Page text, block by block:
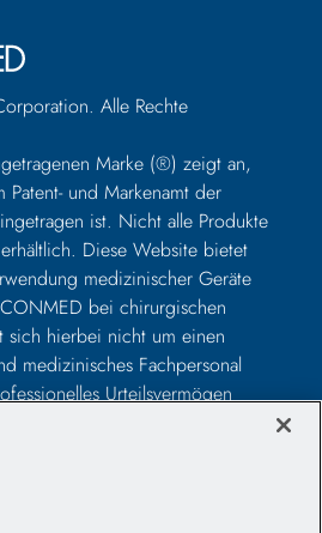
Alle Rechte
Marke (®) zeigt an,
Patent- und Markenamt der
ist. Nicht alle Produkte
Diese Website bietet
medizinischer Geräte
bei chirurgischen
sich hierbei nicht um einen
medizinisches Fachpersonal
Urteilsvermögen
eines bestimmten
Medizinisches Fachpersonal
in der Verwendung solcher
und vor der Verwendung eines